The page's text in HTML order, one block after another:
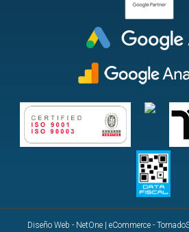
Diseño Web - NetOne eCommerce -